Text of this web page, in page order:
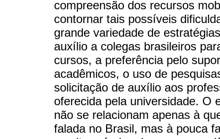
compreensão dos recursos
contornar tais possíveis
grande variedade de
auxílio a colegas brasileiros
cursos, a preferência pelo
acadêmicos, o uso de
solicitação de auxílio aos
oferecida pela universidade. O
não se relacionam apenas à
falada no Brasil, mas à pouca